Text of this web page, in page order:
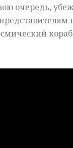
очередь,